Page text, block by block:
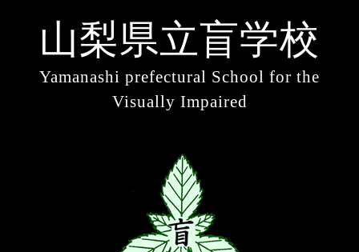
山梨県立盲学校
Yamanashi prefectural School for the
Visually Impaired